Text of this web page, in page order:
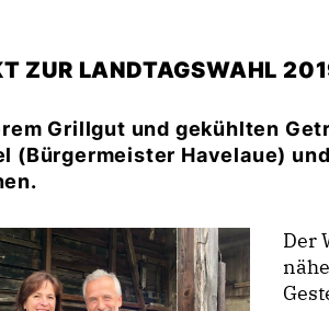
ZUR LANDTAGSWAHL
Grillgut und gekühlten
(Bürgermeister Havelaue)
Der